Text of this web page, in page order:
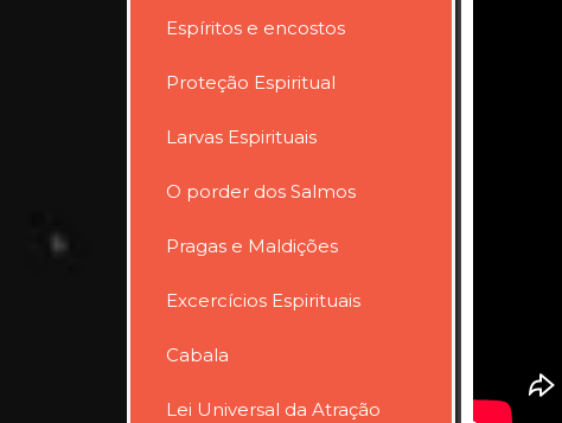
Espíritos e encostos
Proteção Espiritual
Larvas Espirituais
O porder dos Salmos
Pragas e Maldições
Excercícios Espirituais
Cabala
Lei Universal da Atração